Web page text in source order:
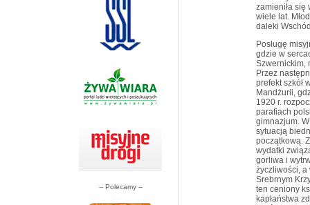
-- Polecamy --
zamieniła
wiele lat.
daleki
Posługę
gdzie w
Szwernickim,
Przez
prefekt szkół
Mandżurii,
1920 r.
parafiach
gimnazjum.
sytuacją
początkową.
wydatki
gorliwa i
życzliwości, a
Srebrnym
ten ceniony
kapłaństwa